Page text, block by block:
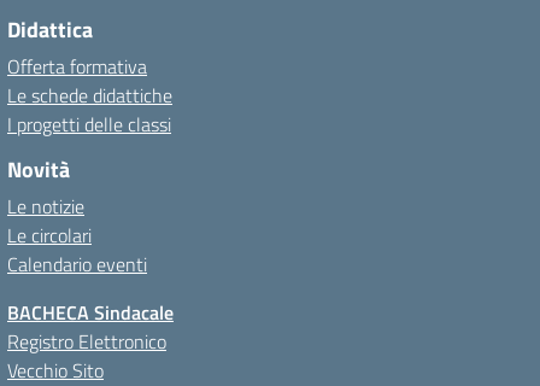
Didattica
Offerta formativa
Le schede didattiche
I progetti delle classi
Novità
Le notizie
Le circolari
Calendario eventi
BACHECA Sindacale
Registro Elettronico
Vecchio Sito